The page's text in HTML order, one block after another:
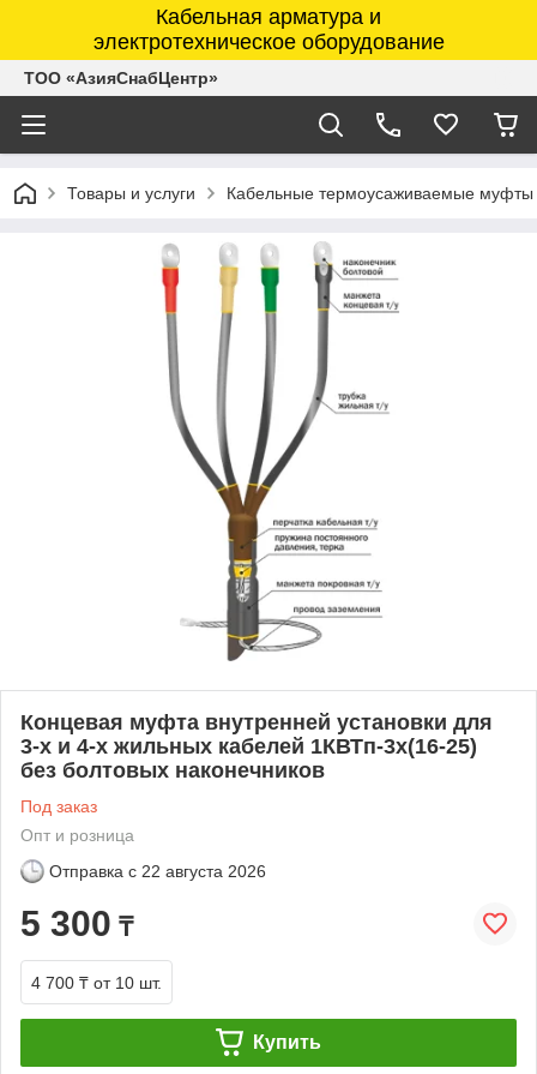
Кабельная арматура и
электротехническое оборудование
ТОО «АзияСнабЦентр»
Товары и услуги Кабельные термоусаживаемые муфты
Концевая муфта внутренней установки для
3-х и 4-х жильных кабелей 1КВТп-3х(16-25)
без болтовых наконечников
Под заказ
Опт и розница
Отправка с 22 августа 2026
5 300 ₸
4 700 ₸ от 10 шт.
Купить